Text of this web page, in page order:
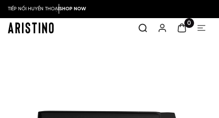
TIẾP NỐI HUYỀN THOẠISHOP NOW
0